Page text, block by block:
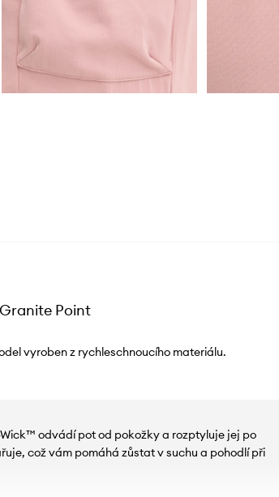
Point
vyroben z rychleschnoucího materiálu.
odvádí pot od pokožky a rozptyluje jej po
což vám pomáhá zůstat v suchu a pohodlí při